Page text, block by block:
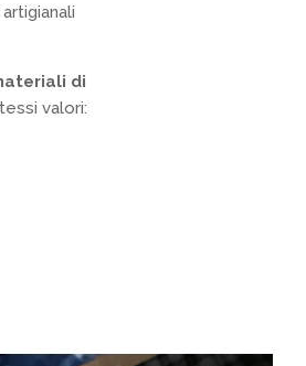
di
valori: